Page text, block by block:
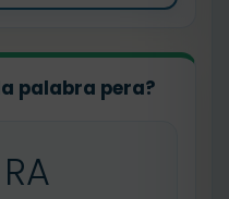
palabra pera?